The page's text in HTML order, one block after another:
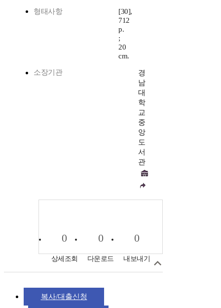
형태사항
[30],
712
p.
;
20
cm.
소장기관
경
남
대
학
교
중
앙
도
서
관
0
상세조회
0
다운로드
0
내보내기
복사/대출신청